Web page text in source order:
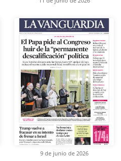
9 de junio de 2026